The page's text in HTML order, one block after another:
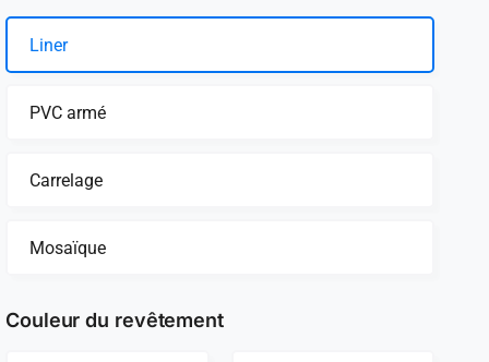
Liner
PVC armé
Carrelage
Mosaïque
Couleur du revêtement